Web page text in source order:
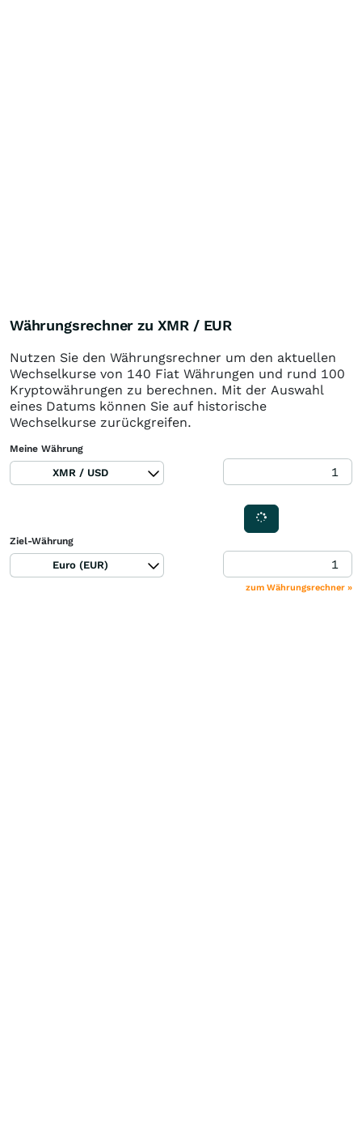
Währungsrechner zu XMR / EUR
Nutzen Sie den Währungsrechner um den aktuellen
Wechselkurse von 140 Fiat Währungen und rund 100
Kryptowährungen zu berechnen. Mit der Auswahl
eines Datums können Sie auf historische
Wechselkurse zurückgreifen.
Meine Währung
XMR / USD
Ziel-Währung
Euro (EUR)
zum Währungsrechner »